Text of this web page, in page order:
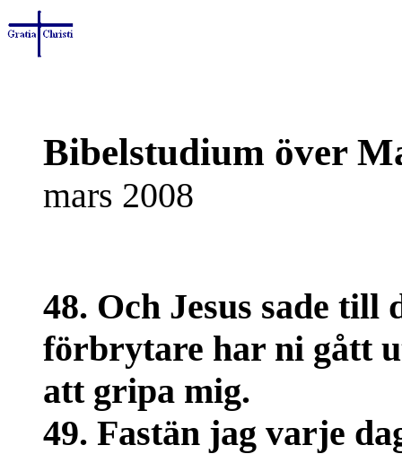
Bibelstudium över
mars 2008
48. Och Jesus sade till
förbrytare har ni gått
att gripa mig.
49. Fastän jag varje